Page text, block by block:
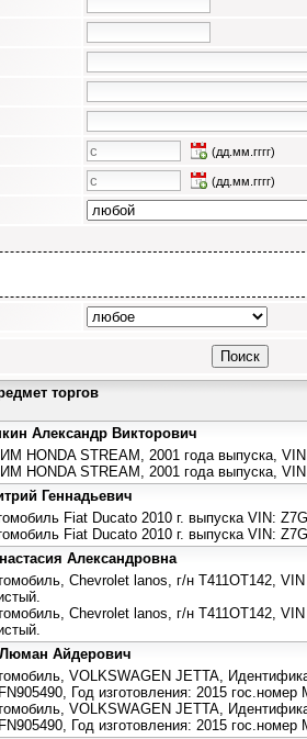
(дд.мм.гггг)
(дд.мм.гггг)
торгов
Александр Викторович
HONDA STREAM, 2001 года выпуска, VIN
HONDA STREAM, 2001 года выпуска, VIN
Геннадьевич
Fiat Ducato 2010 г. выпуска VIN:
Fiat Ducato 2010 г. выпуска VIN:
Александровна
Chevrolet lanos, г/н Т411ОТ142, VIN
Chevrolet lanos, г/н Т411ОТ142, VIN
Айдерович
VOLKSWAGEN JETTA,
Год изготовления: 2015
VOLKSWAGEN JETTA,
Год изготовления: 2015